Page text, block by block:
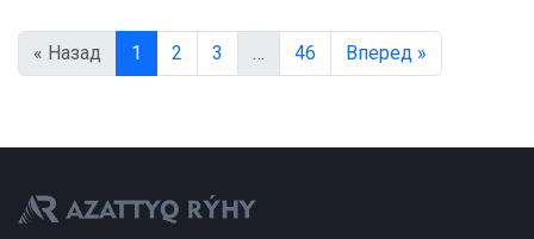
« Назад 1 2 3 46 Вперед »